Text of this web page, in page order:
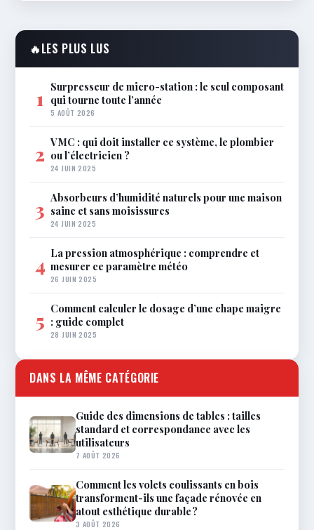
🔥LES PLUS LUS
1
Surpresseur de micro-station : le seul composant
qui tourne toute l’année
5 AOÛT 2026
2 VMC : qui doit installer ce système, le plombier
ou l’électricien ?
24 JUIN 2025
3 Absorbeurs d’humidité naturels pour une maison
saine et sans moisissures
24 JUIN 2025
4 La pression atmosphérique : comprendre et
mesurer ce paramètre météo
26 JUIN 2025
5 Comment calculer le dosage d’une chape maigre
: guide complet
28 JUIN 2025
DANS LA MÊME CATÉGORIE
Guide des dimensions de tables : tailles
standard et correspondance avec les
utilisateurs
7 AOÛT 2026
Comment les volets coulissants en bois
transforment-ils une façade rénovée en
atout esthétique durable ?
3 AOÛT 2026